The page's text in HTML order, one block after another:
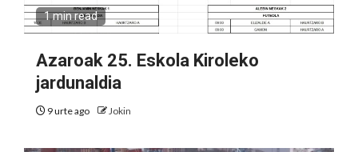
1 min read
Azaroak 25. Eskola Kiroleko
jardunaldia
9 urte ago Jokin